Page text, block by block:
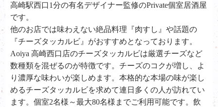
高崎駅西口1分の有名デザイナー監修のPrivate個室居酒屋
です。
他のお店では味わえない絶品料理『肉すし』や話題の
『チーズタッカルビ』がおすすめとなっております。
Aoiya 高崎西口店のチーズタッカルビは厳選チーズなど
数種類を混ぜるのが特徴です。チーズのコクが増し、よ
り濃厚な味わいが楽しめます。本格的な本場の味が楽し
めるチーズタッカルビを求めて連日多くの人が訪れてい
ます。個室2名様～最大80名様までご利用可能です。飲